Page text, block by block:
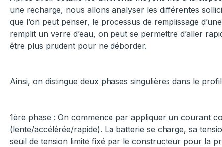
une recharge, nous allons analyser les différentes
que l’on peut penser, le processus de remplissage
remplit un verre d’eau, on peut se permettre d’aller
être plus prudent pour ne déborder.
Ainsi, on distingue deux phases singulières dans le
1ère phase : On commence par appliquer un courant
(lente/accélérée/rapide). La batterie se charge, sa
seuil de tension limite fixé par le constructeur pour la